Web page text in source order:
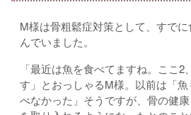
M様は骨粗鬆症対策として、すで
んでいました。
「最近は魚を食べてますね。ここ2
す」とおっしゃるM様。以前は「
べなかった」そうですが、骨の健